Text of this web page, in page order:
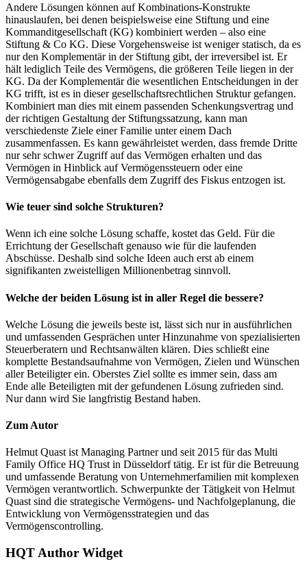
Andere Lösungen können auf Kombinations-Konstrukte
hinauslaufen, bei denen beispielsweise eine Stiftung und eine
Kommanditgesellschaft (KG) kombiniert werden – also eine
Stiftung & Co KG. Diese Vorgehensweise ist weniger statisch, da es
nur den Komplementär in der Stiftung gibt, der irreversibel ist. Er
hält lediglich Teile des Vermögens, die größeren Teile liegen in der
KG. Da der Komplementär die wesentlichen Entscheidungen in der
KG trifft, ist es in dieser gesellschaftsrechtlichen Struktur gefangen.
Kombiniert man dies mit einem passenden Schenkungsvertrag und
der richtigen Gestaltung der Stiftungssatzung, kann man
verschiedenste Ziele einer Familie unter einem Dach
zusammenfassen. Es kann gewährleistet werden, dass fremde Dritte
nur sehr schwer Zugriff auf das Vermögen erhalten und das
Vermögen in Hinblick auf Vermögenssteuern oder eine
Vermögensabgabe ebenfalls dem Zugriff des Fiskus entzogen ist.
Wie teuer sind solche Strukturen?
Wenn ich eine solche Lösung schaffe, kostet das Geld. Für die
Errichtung der Gesellschaft genauso wie für die laufenden
Abschüsse. Deshalb sind solche Ideen auch erst ab einem
signifikanten zweistelligen Millionenbetrag sinnvoll.
Welche der beiden Lösung ist in aller Regel die bessere?
Welche Lösung die jeweils beste ist, lässt sich nur in ausführlichen
und umfassenden Gesprächen unter Hinzunahme von spezialisierten
Steuerberatern und Rechtsanwälten klären. Dies schließt eine
komplette Bestandsaufnahme von Vermögen, Zielen und Wünschen
aller Beteiligter ein. Oberstes Ziel sollte es immer sein, dass am
Ende alle Beteiligten mit der gefundenen Lösung zufrieden sind.
Nur dann wird Sie langfristig Bestand haben.
Zum Autor
Helmut Quast ist Managing Partner und seit 2015 für das Multi
Family Office HQ Trust in Düsseldorf tätig. Er ist für die Betreuung
und umfassende Beratung von Unternehmerfamilien mit komplexen
Vermögen verantwortlich. Schwerpunkte der Tätigkeit von Helmut
Quast sind die strategische Vermögens- und Nachfolgeplanung, die
Entwicklung von Vermögensstrategien und das
Vermögenscontrolling.
HQT Author Widget